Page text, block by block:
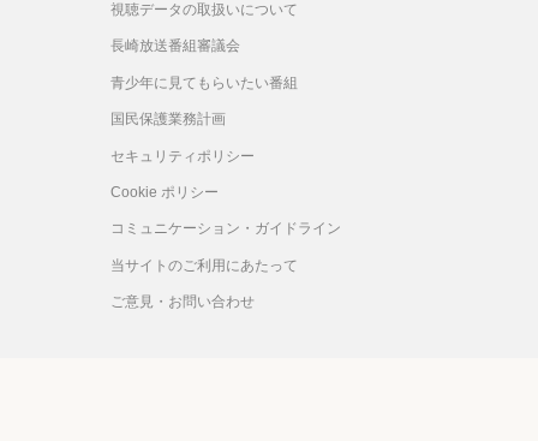
視聴データの取扱いについて
長崎放送番組審議会
青少年に見てもらいたい番組
国民保護業務計画
セキュリティポリシー
Cookie ポリシー
コミュニケーション・ガイドライン
当サイトのご利用にあたって
ご意見・お問い合わせ